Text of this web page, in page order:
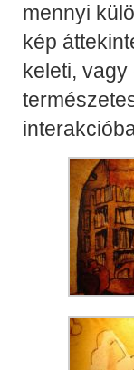
mennyi
kép
keleti,